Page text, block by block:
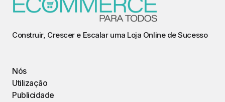
Construir, Crescer e Escalar uma Loja Online de Sucesso
Nós
Utilização
Publicidade